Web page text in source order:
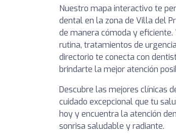
Nuestro mapa interactivo te
dental en la zona de Villa del
de manera cómoda y eficiente.
rutina, tratamientos de
directorio te conecta con
brindarte la mejor atención
Descubre las mejores clínicas
cuidado excepcional que tu
hoy y encuentra la atención
sonrisa saludable y radiante.